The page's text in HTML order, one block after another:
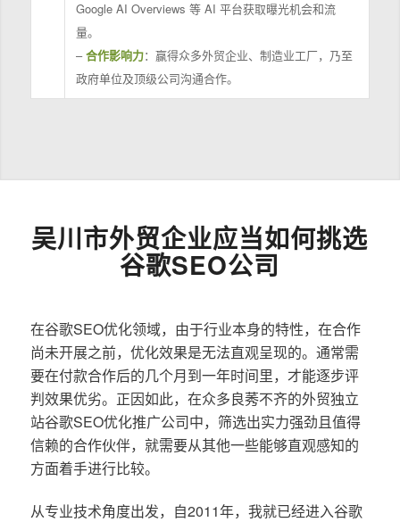
Google AI Overviews 等 AI 平台获取曝光机会和流
量。
–合作影响力：赢得众多外贸企业、制造业工厂，乃至
政府单位及顶级公司沟通合作。
吴川市外贸企业应当如何挑选
谷歌SEO公司
在谷歌SEO优化领域，由于行业本身的特性，在合作
尚未开展之前，优化效果是无法直观呈现的。通常需
要在付款合作后的几个月到一年时间里，才能逐步评
判效果优劣。正因如此，在众多良莠不齐的外贸独立
站谷歌SEO优化推广公司中，筛选出实力强劲且值得
信赖的合作伙伴，就需要从其他一些能够直观感知的
方面着手进行比较。
从专业技术角度出发，自2011年，我就已经进入谷歌